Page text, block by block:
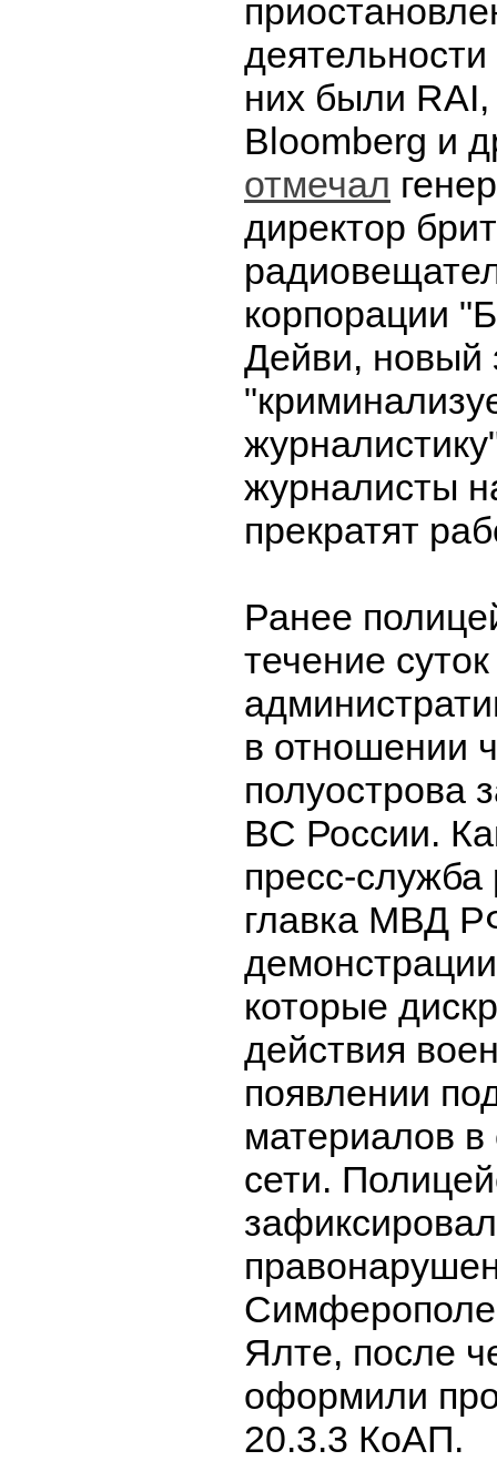
них были
Bloomberg и
отмечал
директор
корпорации
Дейви, новый
журналисты
прекратят
Ранее
течение
в отношении
полуострова
ВС России.
пресс-служба
главка МВД
которые
действия
появлении
материалов
сети.
Ялте, после
оформили
20.3.3 КоАП.